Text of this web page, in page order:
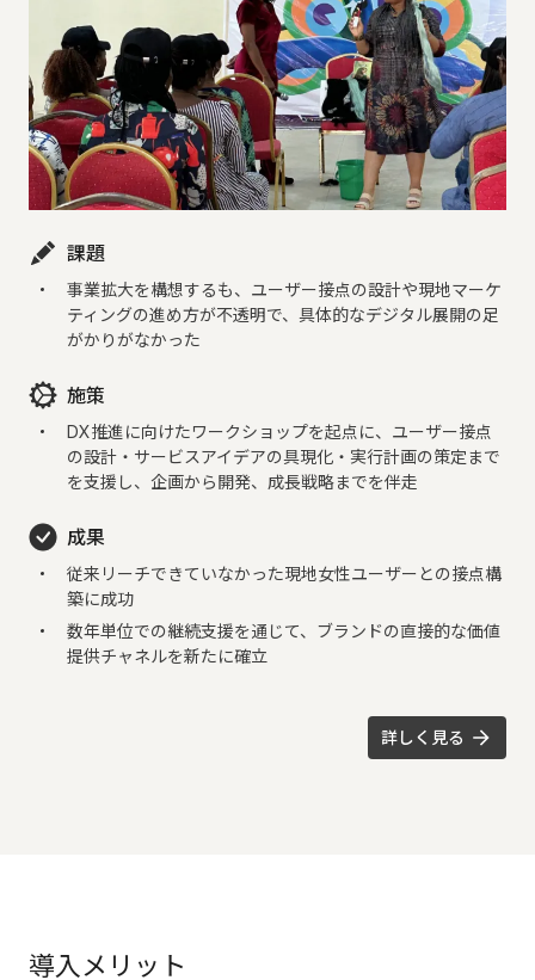
課題
事業拡大を構想するも、ユーザー接点の設計や現地マーケ
ティングの進め方が不透明で、具体的なデジタル展開の足
がかりがなかった
施策
DX推進に向けたワークショップを起点に、ユーザー接点
の設計・サービスアイデアの具現化・実行計画の策定まで
を支援し、企画から開発、成長戦略までを伴走
成果
従来リーチできていなかった現地女性ユーザーとの接点構
築に成功
数年単位での継続支援を通じて、ブランドの直接的な価値
提供チャネルを新たに確立
詳しく見る
導入メリット